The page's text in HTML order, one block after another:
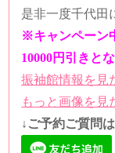
是非一度千代田
※キャンペーン
10000円引きと
振袖館情報を見
もっと画像を
↓ご予約ご質問